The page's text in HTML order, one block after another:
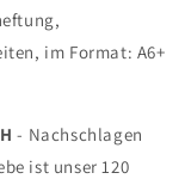
im Format: A6+
- Nachschlagen
ist unser 120